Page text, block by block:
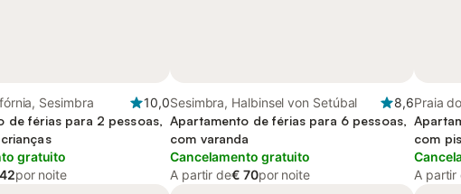
Sesimbra
10,0
de férias para 2 pessoas,
gratuito
por noite
Sesimbra, Halbinsel von Setúbal
8,6
Apartamento de férias para 6 pessoas,
com varanda
Cancelamento gratuito
A partir de€ 70por noite
Praia
com
A partir